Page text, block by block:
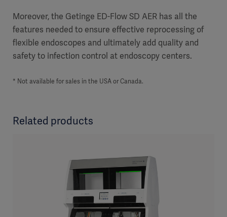
Moreover, the Getinge ED-Flow SD AER has all the
features needed to ensure effective reprocessing of
flexible endoscopes and ultimately add quality and
safety to infection control at endoscopy centers.
* Not available for sales in the USA or Canada.
Related products